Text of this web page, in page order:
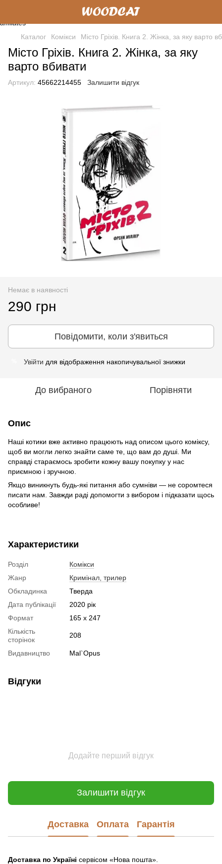
Каталог Комікси Місто Гріхів. Книга 2. Жінка, за яку варто
Місто Гріхів. Книга 2. Жінка, за яку
варто вбивати
Артикул: 45662214455 Залишити відгук
Немає в наявності
290 грн
Повідомити, коли з'явиться
Увійти для відображення накопичувальної знижки
До вибраного Порівняти
Опис
Наші котики вже активно працюють над описом цього коміксу,
щоб ви могли легко знайти саме те, що вам до душі. Ми
справді стараємось зробити кожну вашу покупку у нас
приємною і зручною.
Якщо виникнуть будь-які питання або сумніви — не соромтеся
писати нам. Завжди раді допомогти з вибором і підказати щось
особливе!
Характеристики
Розділ
Комікси
Жанр
Кримінал, трилер
Обкладинка
Тверда
Дата публікації
2020 рік
Формат
165 x 247
Кількість
сторінок
208
Видавництво Mal`Opus
Відгуки
Додайте перший відгук
Залишити відгук
Доставка Оплата Гарантія
Доставка по Україні сервісом «Нова пошта».